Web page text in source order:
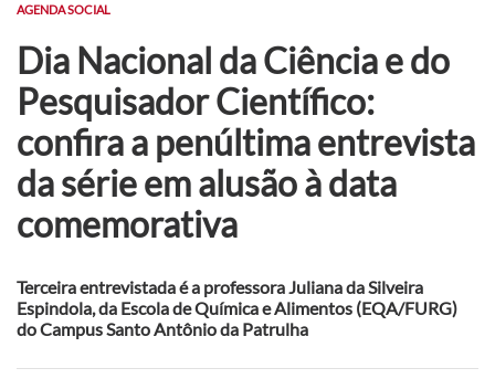
AGENDA SOCIAL
Dia Nacional da Ciência e do
Pesquisador Científico:
confira a penúltima entrevista
da série em alusão à data
comemorativa
Terceira entrevistada é a professora Juliana da Silveira
Espindola, da Escola de Química e Alimentos (EQA/FURG)
do Campus Santo Antônio da Patrulha